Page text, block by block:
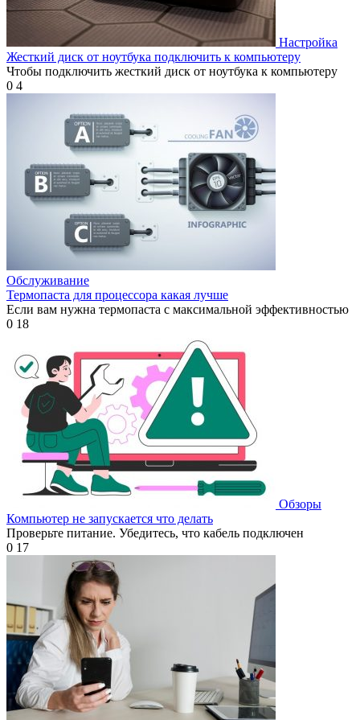
Настройка
Жесткий диск от ноутбука подключить к компьютеру
Чтобы подключить жесткий диск от ноутбука к компьютеру
0 4
Обслуживание
Термопаста для процессора какая лучше
Если вам нужна термопаста с максимальной эффективностью
0 18
Обзоры
Компьютер не запускается что делать
Проверьте питание. Убедитесь, что кабель подключен
0 17